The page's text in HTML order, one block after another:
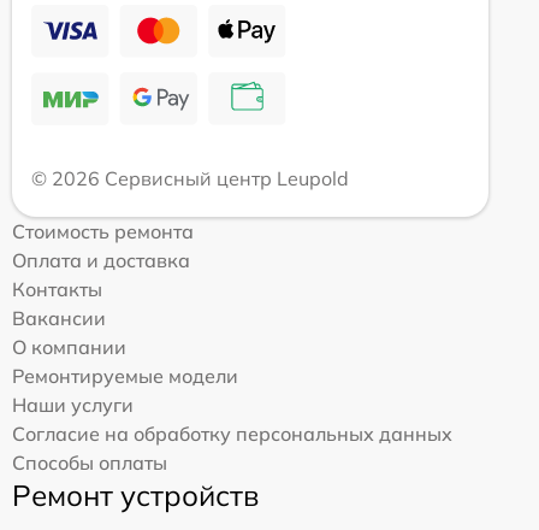
© 2026 Сервисный центр Leupold
Стоимость ремонта
Оплата и доставка
Контакты
Вакансии
О компании
Ремонтируемые модели
Наши услуги
Согласие на обработку персональных данных
Способы оплаты
Ремонт устройств